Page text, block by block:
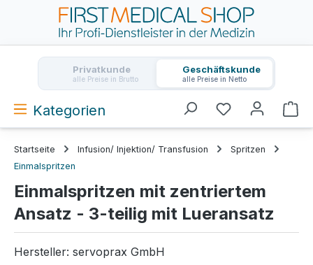
Zum Hauptinhalt springen
Privatkunde
alle Preise in Brutto
Geschäftskunde
alle Preise in Netto
Kategorien
Startseite Infusion/ Injektion/ Transfusion
Spritzen
Einmalspritzen
Einmalspritzen mit zentriertem
Ansatz - 3-teilig mit Lueransatz
Hersteller: servoprax GmbH